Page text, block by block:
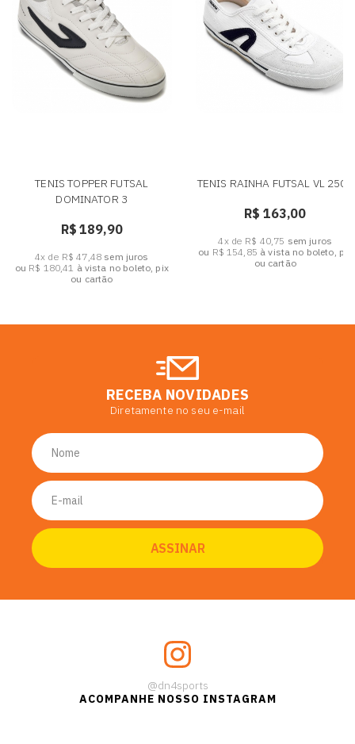
TENIS TOPPER FUTSAL
DOMINATOR 3
R$ 189,90
4x de R$ 47,48 sem juros
ou R$ 180,41 à vista no boleto, pix
ou cartão
TENIS RAINHA FUTSAL VL 2500
R$ 163,00
4x de R$ 40,75 sem juros
ou R$ 154,85 à vista no boleto, pix
ou cartão
RECEBA NOVIDADES
Diretamente no seu e-mail
@dn4sports
ACOMPANHE NOSSO INSTAGRAM